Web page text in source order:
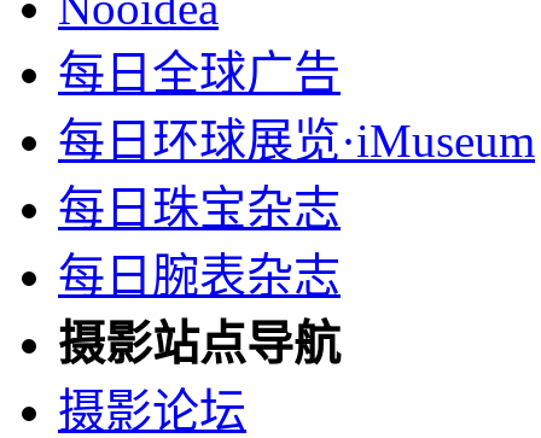
每日全球广告
每日环球展览·iMuseum
每日珠宝杂志
每日腕表杂志
摄影站点导航
摄影论坛